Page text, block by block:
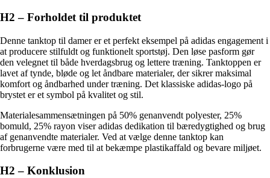
H2 – Forholdet til produktet
Denne tanktop til damer er et perfekt eksempel på adidas engagement i
at producere stilfuldt og funktionelt sportstøj. Den løse pasform gør
den velegnet til både hverdagsbrug og lettere træning. Tanktoppen er
lavet af tynde, bløde og let åndbare materialer, der sikrer maksimal
komfort og åndbarhed under træning. Det klassiske adidas-logo på
brystet er et symbol på kvalitet og stil.
Materialesammensætningen på 50% genanvendt polyester, 25%
bomuld, 25% rayon viser adidas dedikation til bæredygtighed og brug
af genanvendte materialer. Ved at vælge denne tanktop kan
forbrugerne være med til at bekæmpe plastikaffald og bevare miljøet.
H2 – Konklusion